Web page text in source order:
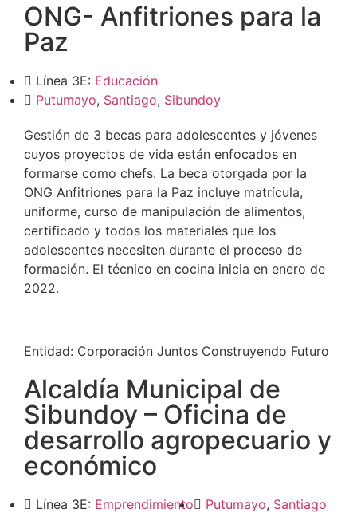
ONG- Anfitriones para la
Paz
Línea 3E: Educación
Putumayo, Santiago, Sibundoy
Gestión de 3 becas para adolescentes y jóvenes
cuyos proyectos de vida están enfocados en
formarse como chefs. La beca otorgada por la
ONG Anfitriones para la Paz incluye matrícula,
uniforme, curso de manipulación de alimentos,
certificado y todos los materiales que los
adolescentes necesiten durante el proceso de
formación. El técnico en cocina inicia en enero de
2022.
Entidad: Corporación Juntos Construyendo Futuro
Alcaldía Municipal de
Sibundoy – Oficina de
desarrollo agropecuario y
económico
Línea 3E: Emprendimiento Putumayo, Santiago